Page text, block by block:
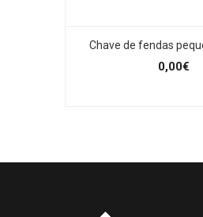
Chave de fendas
0,00€